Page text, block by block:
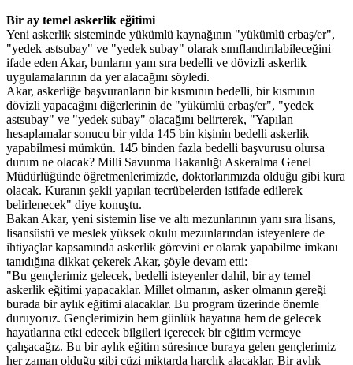
Bir ay temel askerlik eğitimi
Yeni askerlik sisteminde yükümlü kaynağının "yükümlü erbaş/er",
"yedek astsubay" ve "yedek subay" olarak sınıflandırılabileceğini
ifade eden Akar, bunların yanı sıra bedelli ve dövizli askerlik
uygulamalarının da yer alacağını söyledi.
Akar, askerliğe başvuranların bir kısmının bedelli, bir kısmının
dövizli yapacağını diğerlerinin de "yükümlü erbaş/er", "yedek
astsubay" ve "yedek subay" olacağını belirterek, "Yapılan
hesaplamalar sonucu bir yılda 145 bin kişinin bedelli askerlik
yapabilmesi mümkün. 145 binden fazla bedelli başvurusu olursa
durum ne olacak? Milli Savunma Bakanlığı Askeralma Genel
Müdürlüğünde öğretmenlerimizde, doktorlarımızda olduğu gibi kura
olacak. Kuranın şekli yapılan tecrübelerden istifade edilerek
belirlenecek" diye konuştu.
Bakan Akar, yeni sistemin lise ve altı mezunlarının yanı sıra lisans,
lisansüstü ve meslek yüksek okulu mezunlarından isteyenlere de
ihtiyaçlar kapsamında askerlik görevini er olarak yapabilme imkanı
tanıdığına dikkat çekerek Akar, şöyle devam etti:
"Bu gençlerimiz gelecek, bedelli isteyenler dahil, bir ay temel
askerlik eğitimi yapacaklar. Millet olmanın, asker olmanın gereği
burada bir aylık eğitimi alacaklar. Bu program üzerinde önemle
duruyoruz. Gençlerimizin hem günlük hayatına hem de gelecek
hayatlarına etki edecek bilgileri içerecek bir eğitim vermeye
çalışacağız. Bu bir aylık eğitim süresince buraya gelen gençlerimiz
her zaman olduğu gibi cüzi miktarda harçlık alacaklar. Bir aylık